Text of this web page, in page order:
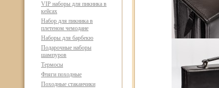
VIP наборы для пикника в
кейсах
Набор для пикника в
плетеном чемодане
Наборы для барбекю
Подарочные наборы
шампуров
Термосы
Фляги походные
Походные стаканчики